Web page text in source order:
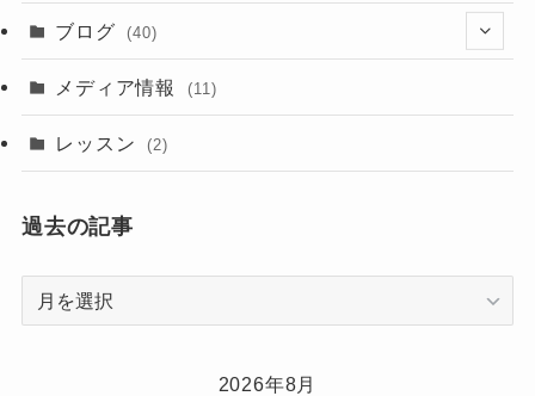
ブログ (40)
(2)
メディア情報 (11)
レッスン (2)
過去の記事
2026年8月